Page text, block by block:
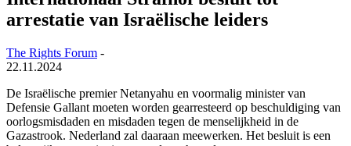
arrestatie van Israëlische leiders
The Rights Forum -
22.11.2024
De Israëlische premier Netanyahu en voormalig minister van
Defensie Gallant moeten worden gearresteerd op beschuldiging van
oorlogsmisdaden en misdaden tegen de menselijkheid in de
Gazastrook. Nederland zal daaraan meewerken. Het besluit is een